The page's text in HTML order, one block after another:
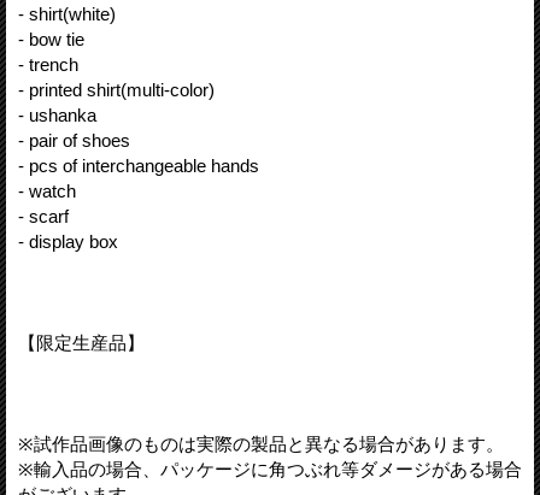
- shirt(white)
- bow tie
- trench
- printed shirt(multi-color)
- ushanka
- pair of shoes
- pcs of interchangeable hands
- watch
- scarf
- display box
【限定生産品】
※試作品画像のものは実際の製品と異なる場合があります。
※輸入品の場合、パッケージに角つぶれ等ダメージがある場合